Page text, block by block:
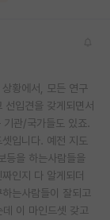
황에서, 모든 연구
입견을 갖게되면서
관/국가들도 있죠.
입니다. 예전 지도
등을 하는사람들을
인지 다 알게되더
는사람들이 잘되고
이 마인드셋 갖고